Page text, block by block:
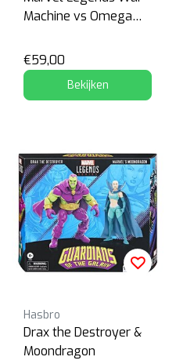
Machine vs Omega
€59,00
Bekijken
Hasbro
Drax the Destroyer &
Moondragon